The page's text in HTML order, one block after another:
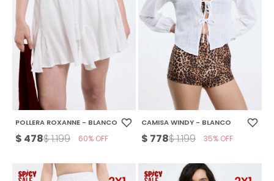
POLLERA ROXANNE - BLANCO
$ 478$1.199 60
CAMISA WINDY - BLANCO
$ 778$1.199 35